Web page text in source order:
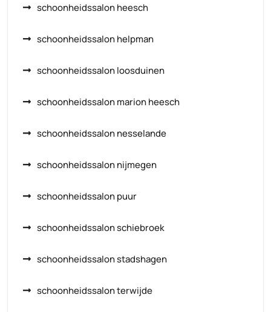
schoonheidssalon heesch
schoonheidssalon helpman
schoonheidssalon loosduinen
schoonheidssalon marion heesch
schoonheidssalon nesselande
schoonheidssalon nijmegen
schoonheidssalon puur
schoonheidssalon schiebroek
schoonheidssalon stadshagen
schoonheidssalon terwijde